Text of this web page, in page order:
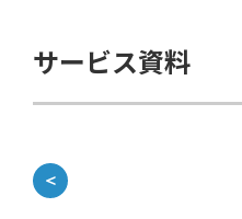
サービス資料
＜